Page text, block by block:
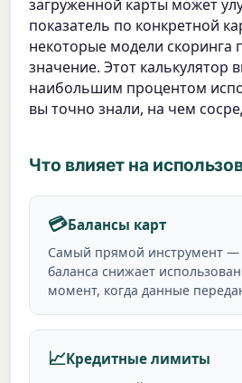
загруженной карты может
показатель по конкретной
некоторые модели
значение. Этот калькулятор
наибольшим процентом
вы точно знали, на чем
Что влияет на
💳Балансы карт
Самый прямой инструмент
баланса снижает
момент, когда данные
📈Кредитные лимиты